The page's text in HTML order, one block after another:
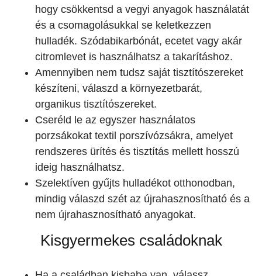
hogy csökkentsd a vegyi anyagok használatát
és a csomagolásukkal se keletkezzen
hulladék. Szódabikarbónát, ecetet vagy akár
citromlevet is használhatsz a takarításhoz.
Amennyiben nem tudsz saját tisztítószereket
készíteni, válaszd a környezetbarát,
organikus tisztítószereket.
Cseréld le az egyszer használatos
porzsákokat textil porszívózsákra, amelyet
rendszeres ürítés és tisztítás mellett hosszú
ideig használhatsz.
Szelektíven gyűjts hulladékot otthonodban,
mindig válaszd szét az újrahasznosítható és a
nem újrahasznosítható anyagokat.
Kisgyermekes családoknak